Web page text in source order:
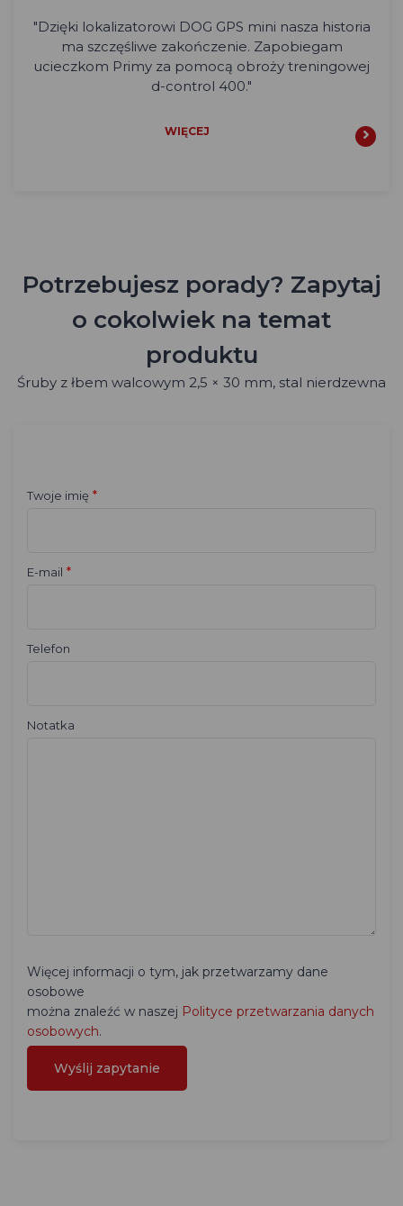
"Dzięki lokalizatorowi DOG GPS mini nasza historia
ma szczęśliwe zakończenie. Zapobiegam
ucieczkom Primy za pomocą obroży treningowej
d-control 400."
WIĘCEJ
Potrzebujesz porady? Zapytaj
o cokolwiek na temat
produktu
Śruby z łbem walcowym 2,5 × 30 mm, stal nierdzewna
Twoje imię *
E-mail *
Telefon
Notatka
Więcej informacji o tym, jak przetwarzamy dane
osobowe
można znaleźć w naszej Polityce przetwarzania danych
osobowych.